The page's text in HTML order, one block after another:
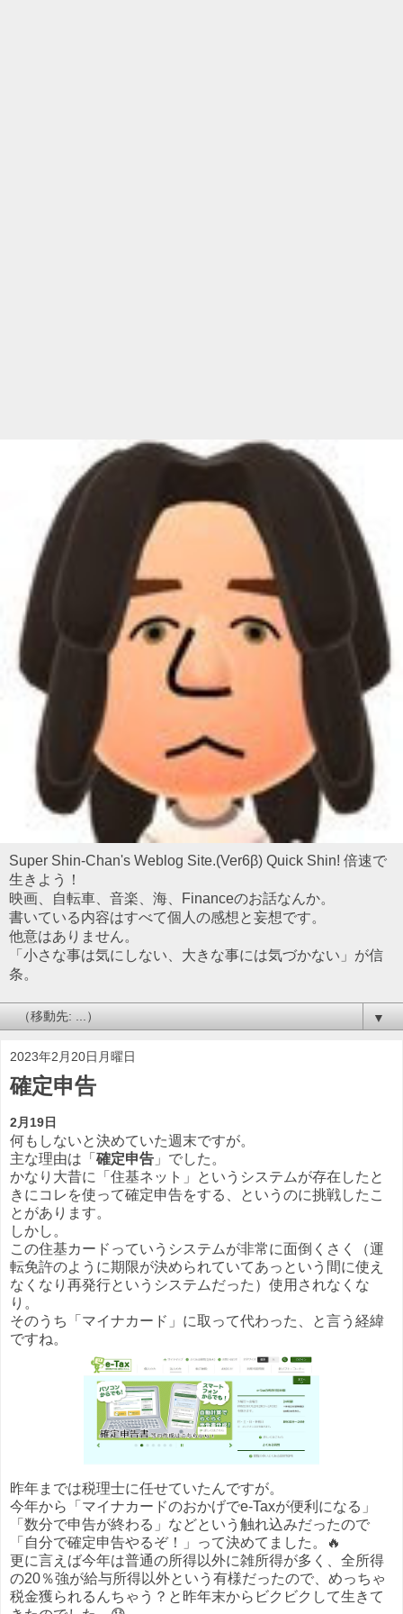
Super Shin-Chan's Weblog Site.(Ver6β) Quick Shin! 倍速で
生きよう！
映画、自転車、音楽、海、Financeのお話なんか。
書いている内容はすべて個人の感想と妄想です。
他意はありません。
「小さな事は気にしない、大きな事には気づかない」が信
条。
▼
2023年2月20日月曜日
確定申告
2月19日
何もしないと決めていた週末ですが。
主な理由は「 確定申告 」でした。
かなり大昔に「住基ネット」というシステムが存在したと
きにコレを使って確定申告をする、というのに挑戦したこ
とがあります。
しかし。
この住基カードっていうシステムが非常に面倒くさく（運
転免許のように期限が決められていてあっという間に使え
なくなり再発行というシステムだった）使用されなくな
り。
そのうち「マイナカード」に取って代わった、と言う経緯
ですね。
昨年までは税理士に任せていたんですが。
今年から「マイナカードのおかげでe-Taxが便利になる」
「数分で申告が終わる」などという触れ込みだったので
「自分で確定申告やるぞ！」って決めてました。🔥
更に言えば今年は普通の所得以外に雑所得が多く、全所得
の20％強が給与所得以外という有様だったので、めっちゃ
税金獲られるんちゃう？と昨年末からビクビクして生きて